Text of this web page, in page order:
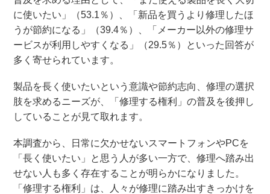
に使いたい」（53.1％）、「新品を買うより修理したほ
うが節約になる」（39.4％）、「メーカー以外の修理サ
ービスが利用しやすくなる」（29.5％）といった回答が
多く寄せられています。
製品を長く使いたいという意識や節約志向、修理の選択
肢を求めるニーズが、「修理する権利」の普及を後押し
していることが見て取れます。
本調査から、日常に欠かせないスマートフォンやPCを
「長く使いたい」と思う人が多い一方で、修理へ踏み出
せない人も多く存在することが明らかになりました。
「修理する権利」は、人々が修理に踏み出すきっかけを